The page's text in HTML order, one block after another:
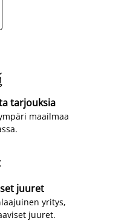
tarjouksia
maailmaa
juuret
yritys,
juuret.